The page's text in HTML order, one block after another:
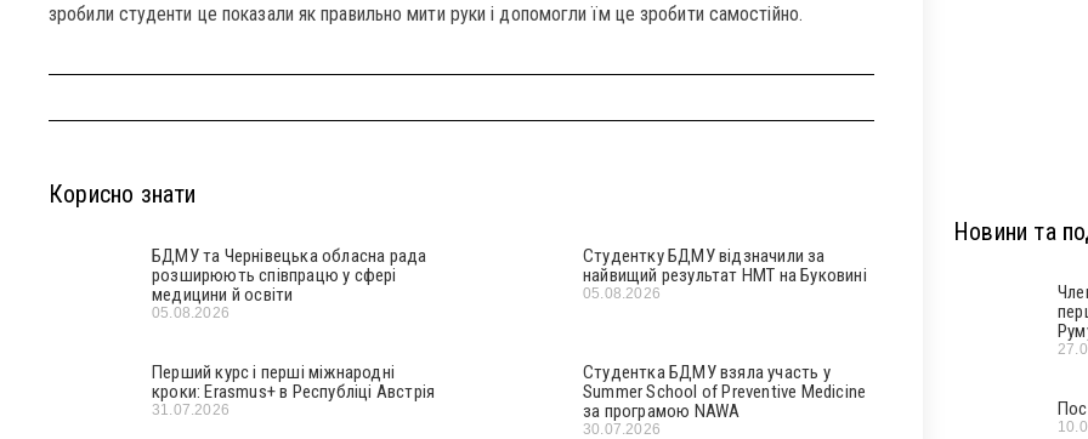
зробили студенти це показали як правильно мити руки і допомогли їм це зробити самостійно.
Корисно знати
БДМУ та Чернівецька обласна рада
розширюють співпрацю у сфері
медицини й освіти
05.08.2026
Студентку БДМУ відзначили за
найвищий результат НМТ на Буковині
05.08.2026
Перший курс і перші міжнародні
кроки: Erasmus+ в Республіці Австрія
31.07.2026
Студентка БДМУ взяла участь у
Summer School of Preventive Medicine
за програмою NAWA
30.07.2026
Новини та